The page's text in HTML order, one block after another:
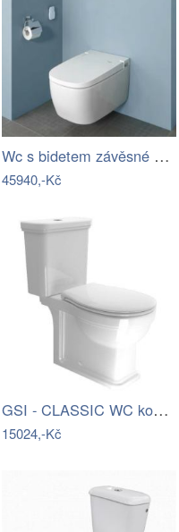
Wc s bidetem závěsné VitrA V Care…
45940,-Kč
GSI - CLASSIC WC kombi, spodní/zadní…
15024,-Kč